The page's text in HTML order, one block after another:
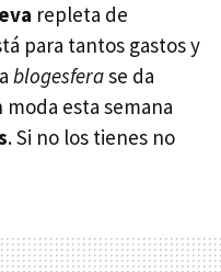
repleta de
para tantos gastos y
blogesferase da
esta semana
. Si no los tienes no